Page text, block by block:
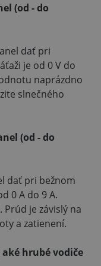
(od - do
dať pri
je od 0 V do
naprázdno
slnečného
(od - do
dať pri bežnom
0 A do 9 A.
Prúd je závislý na
a zatienení.
hrubé vodiče